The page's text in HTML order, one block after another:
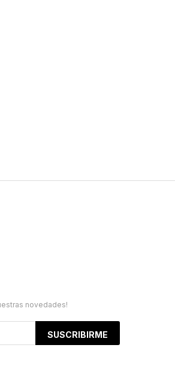
novedades!
SUSCRIBIRME